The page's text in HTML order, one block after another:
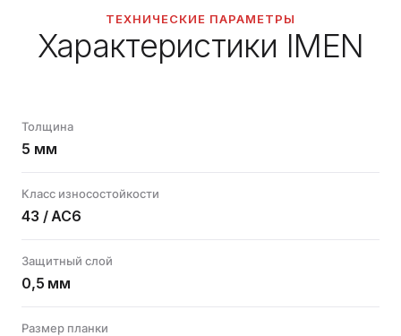
ТЕХНИЧЕСКИЕ ПАРАМЕТРЫ
Характеристики IMEN
Толщина
5 мм
Класс износостойкости
43 / AC6
Защитный слой
0,5 мм
Размер планки